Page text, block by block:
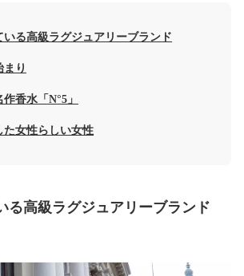
いる高級ラグジュアリーブランド
まり
香水「N°5」
た女性らしい女性
る高級ラグジュアリーブランド